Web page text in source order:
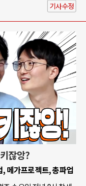
기사수정
잖앙?
메가프로젝트, 총파업